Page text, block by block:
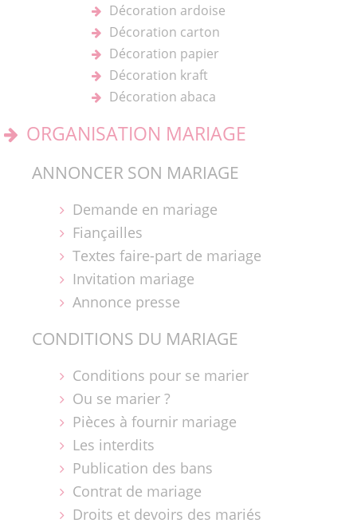
Décoration ardoise
Décoration carton
Décoration papier
Décoration kraft
Décoration abaca
ORGANISATION MARIAGE
ANNONCER SON MARIAGE
Demande en mariage
Fiançailles
Textes faire-part de mariage
Invitation mariage
Annonce presse
CONDITIONS DU MARIAGE
Conditions pour se marier
Ou se marier ?
Pièces à fournir mariage
Les interdits
Publication des bans
Contrat de mariage
Droits et devoirs des mariés